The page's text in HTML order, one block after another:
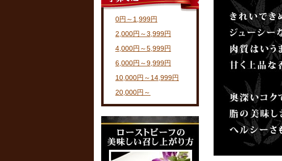
0円～1,999円
2,000円～3,999円
4,000円～5,999円
6,000円～9,999円
10,000円～14,999円
20,000円～